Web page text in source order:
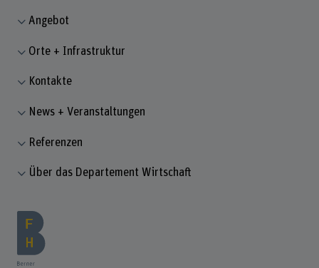
Angebot
Orte + Infrastruktur
Kontakte
News + Veranstaltungen
Referenzen
Über das Departement Wirtschaft